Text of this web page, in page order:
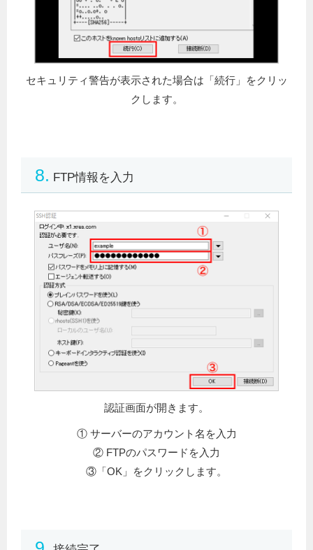
セキュリティ警告が表示された場合は「続行」をクリッ
クします。
8. FTP情報を入力
認証画面が開きます。
① サーバーのアカウント名を入力
② FTPのパスワードを入力
③「OK」をクリックします。